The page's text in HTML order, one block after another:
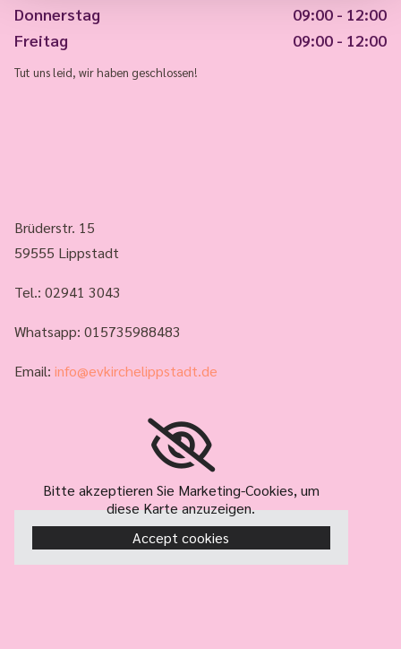
Donnerstag
09:00 - 12:00
Freitag
09:00 - 12:00
Tut uns leid, wir haben geschlossen!
Brüderstr. 15
59555 Lippstadt
Tel.: 02941 3043
Whatsapp: 015735988483
Email: info@evkirchelippstadt.de
Bitte akzeptieren Sie Marketing-Cookies, um
diese Karte anzuzeigen.
Accept cookies